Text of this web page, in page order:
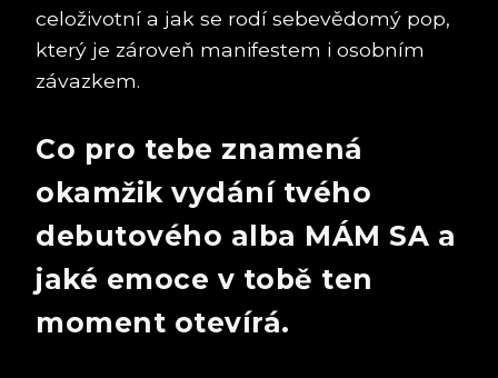
celoživotní a jak se rodí sebevědomý pop,
který je zároveň manifestem i osobním
závazkem.
Co pro tebe znamená
okamžik vydání tvého
debutového alba MÁM SA a
jaké emoce v tobě ten
moment otevírá.